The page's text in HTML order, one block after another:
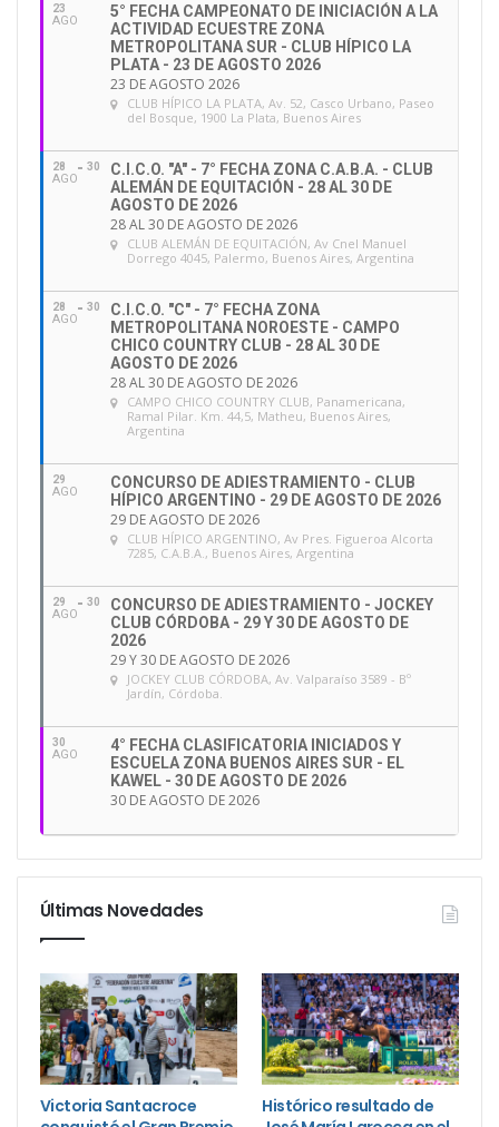
23
AGO
5° FECHA CAMPEONATO DE INICIACIÓN A LA
ACTIVIDAD ECUESTRE ZONA
METROPOLITANA SUR - CLUB HÍPICO LA
PLATA - 23 DE AGOSTO 2026
23 DE AGOSTO 2026
CLUB HÍPICO LA PLATA, Av. 52, Casco Urbano, Paseo
del Bosque, 1900 La Plata, Buenos Aires
28
AGO
30
C.I.C.O. "A" - 7° FECHA ZONA C.A.B.A. - CLUB
ALEMÁN DE EQUITACIÓN - 28 AL 30 DE
AGOSTO DE 2026
28 AL 30 DE AGOSTO DE 2026
CLUB ALEMÁN DE EQUITACIÓN, Av Cnel Manuel
Dorrego 4045, Palermo, Buenos Aires, Argentina
28
AGO
30
C.I.C.O. "C" - 7° FECHA ZONA
METROPOLITANA NOROESTE - CAMPO
CHICO COUNTRY CLUB - 28 AL 30 DE
AGOSTO DE 2026
28 AL 30 DE AGOSTO DE 2026
CAMPO CHICO COUNTRY CLUB, Panamericana,
Ramal Pilar. Km. 44,5, Matheu, Buenos Aires,
Argentina
29
AGO
CONCURSO DE ADIESTRAMIENTO - CLUB
HÍPICO ARGENTINO - 29 DE AGOSTO DE 2026
29 DE AGOSTO DE 2026
CLUB HÍPICO ARGENTINO, Av Pres. Figueroa Alcorta
7285, C.A.B.A., Buenos Aires, Argentina
29
AGO
30
CONCURSO DE ADIESTRAMIENTO - JOCKEY
CLUB CÓRDOBA - 29 Y 30 DE AGOSTO DE
2026
29 Y 30 DE AGOSTO DE 2026
JOCKEY CLUB CÓRDOBA, Av. Valparaíso 3589 - Bº
Jardín, Córdoba.
30
AGO
4° FECHA CLASIFICATORIA INICIADOS Y
ESCUELA ZONA BUENOS AIRES SUR - EL
KAWEL - 30 DE AGOSTO DE 2026
30 DE AGOSTO DE 2026
Últimas Novedades
Victoria Santacroce
Histórico resultado de